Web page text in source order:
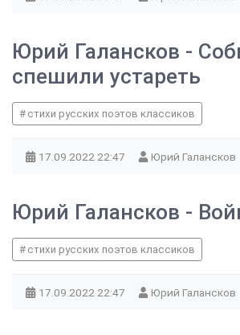
Юрий Галансков -
спешили устареть
стихи русских поэтов классиков
17.09.2022 22:47 Юрий Галансков
Юрий Галансков -
стихи русских поэтов классиков
17.09.2022 22:47 Юрий Галансков